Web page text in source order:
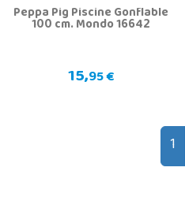
Peppa Pig Piscine Gonflable
100 cm. Mondo 16642
15,95 €
1